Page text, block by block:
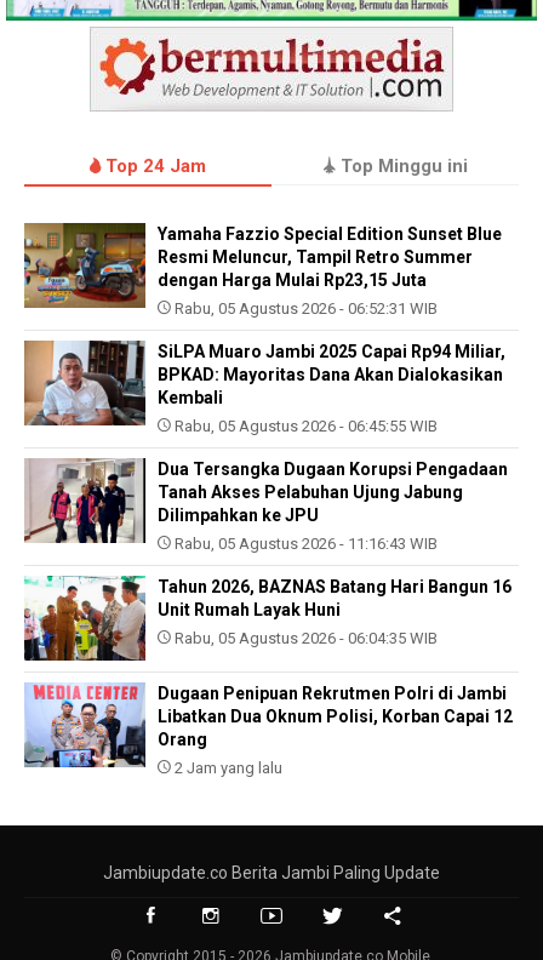
Top 24 Jam Top Minggu ini
Yamaha Fazzio Special Edition Sunset Blue
Resmi Meluncur, Tampil Retro Summer
dengan Harga Mulai Rp23,15 Juta
Rabu, 05 Agustus 2026 - 06:52:31 WIB
SiLPA Muaro Jambi 2025 Capai Rp94 Miliar,
BPKAD: Mayoritas Dana Akan Dialokasikan
Kembali
Rabu, 05 Agustus 2026 - 06:45:55 WIB
Dua Tersangka Dugaan Korupsi Pengadaan
Tanah Akses Pelabuhan Ujung Jabung
Dilimpahkan ke JPU
Rabu, 05 Agustus 2026 - 11:16:43 WIB
Tahun 2026, BAZNAS Batang Hari Bangun 16
Unit Rumah Layak Huni
Rabu, 05 Agustus 2026 - 06:04:35 WIB
Dugaan Penipuan Rekrutmen Polri di Jambi
Libatkan Dua Oknum Polisi, Korban Capai 12
Orang
2 Jam yang lalu
Jambiupdate.co Berita Jambi Paling Update